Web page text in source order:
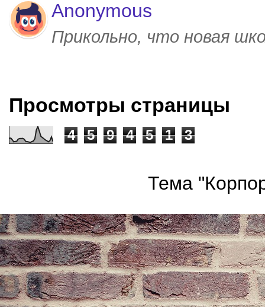
Anonymous
Прикольно, что новая
Просмотры страницы
4 5 9 4 5 1 3
Тема